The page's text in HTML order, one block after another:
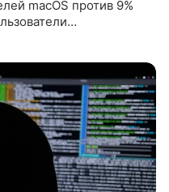
macOS против 9%